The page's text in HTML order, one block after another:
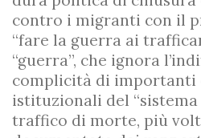
contro i migranti con il
“fare la guerra ai
“guerra”, che ignora
complicità di importanti
istituzionali del “sistema
traffico di morte, più